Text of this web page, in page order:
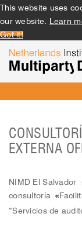
This website uses
our website. Learn
Got it!
EXTERNA
NIMD El Salvador
consultoría «
“Servicios de